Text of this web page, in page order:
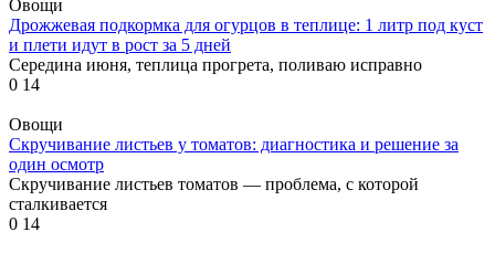
Овощи
Дрожжевая подкормка для огурцов в теплице: 1 литр под куст
и плети идут в рост за 5 дней
Середина июня, теплица прогрета, поливаю исправно
0 14
Овощи
Скручивание листьев у томатов: диагностика и решение за
один осмотр
Скручивание листьев томатов — проблема, с которой
сталкивается
0 14